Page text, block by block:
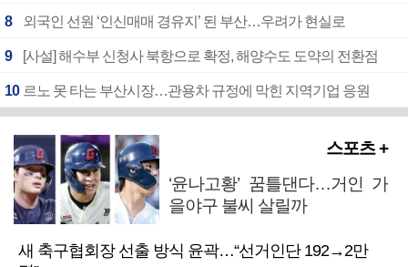
8 외국인 선원 ‘인신매매 경유지’ 된 부산…우려가 현실로
9 [사설] 해수부 신청사 북항으로 확정, 해양수도 도약의 전환점
10 르노 못 타는 부산시장…관용차 규정에 막힌 지역기업 응원
스포츠 +
‘윤나고황’ 꿈틀댄다…거인 가
을야구 불씨 살릴까
새 축구협회장 선출 방식 윤곽…“선거인단 192→2만